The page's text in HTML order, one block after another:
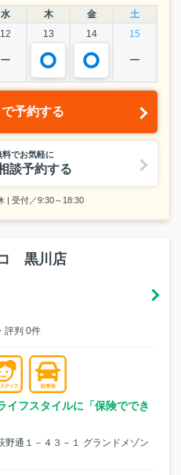
水 木 金
土
12 13 14 15
ー ー
予約する
料でお気軽に
談予約する
| 受付／9:30～18:30
黒川店
評判 0件
イフスタイルに「保険ででき
野通１－４３－１ グランドメゾン